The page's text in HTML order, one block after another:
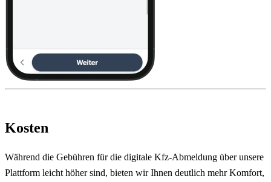
Kosten
Während die Gebühren für die digitale Kfz-Abmeldung über unsere
Plattform leicht höher sind, bieten wir Ihnen deutlich mehr Komfort,